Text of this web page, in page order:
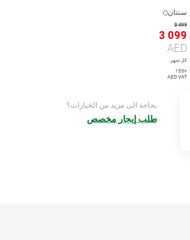
سنتان
3 499
3 099
AED
كل شهر
+155
AED VAT
بحاجة الى مزيد من الخيارات؟
طلب إيجار مخصص